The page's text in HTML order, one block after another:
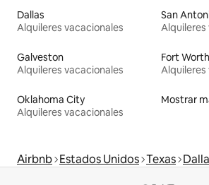
Dallas
Alquileres vacacionales
San
Alquileres
Galveston
Alquileres vacacionales
Fort Worth
Alquileres
Oklahoma City
Alquileres vacacionales
Mostrar
Airbnb Estados Unidos Texas